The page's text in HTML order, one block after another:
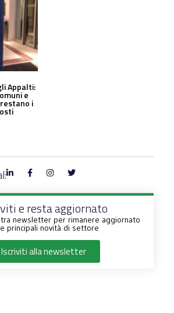
Appalti:
e
i
e resta aggiornato
newsletter per rimanere aggiornato
principali novità di settore
Iscriviti alla newsletter